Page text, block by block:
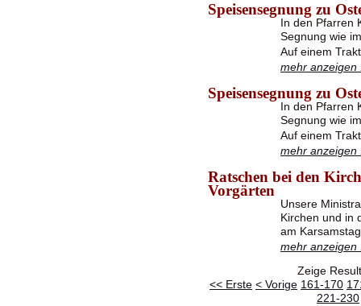
Speisensegnung zu
In den Pfarren
Segnung wie
Auf einem
mehr anzeigen
Speisensegnung zu
In den Pfarren
Segnung wie
Auf einem
mehr anzeigen
Ratschen bei den
Vorgärten
Unsere
Kirchen und in
am
mehr anzeigen
Zeige
<< Erste < Vorige 161-170
221-230